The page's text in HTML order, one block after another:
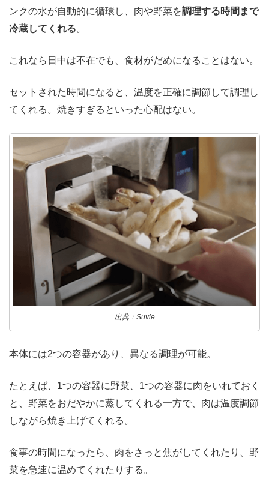
ンクの水が自動的に循環し、肉や野菜を調理する時間まで
冷蔵してくれる。
これなら日中は不在でも、食材がだめになることはない。
セットされた時間になると、温度を正確に調節して調理し
てくれる。焼きすぎるといった心配はない。
出典：Suvie
本体には2つの容器があり、異なる調理が可能。
たとえば、1つの容器に野菜、1つの容器に肉をいれておく
と、野菜をおだやかに蒸してくれる一方で、肉は温度調節
しながら焼き上げてくれる。
食事の時間になったら、肉をさっと焦がしてくれたり、野
菜を急速に温めてくれたりする。